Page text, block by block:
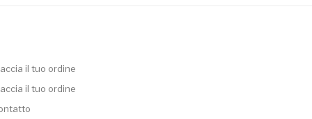
il tuo ordine
il tuo ordine